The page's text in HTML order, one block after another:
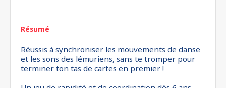
Résumé
Réussis à synchroniser les mouvements de danse
et les sons des lémuriens, sans te tromper pour
terminer ton tas de cartes en premier !